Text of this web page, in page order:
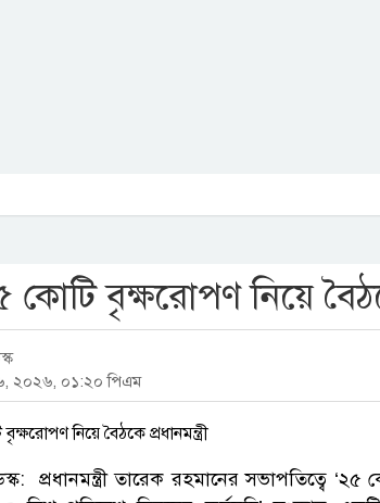
বৃক্ষরোপণ নিয়ে
২০২৬, ০১:২০ পিএম
প্রধানমন্ত্রী তারেক রহমানের সভাপতিত্বে